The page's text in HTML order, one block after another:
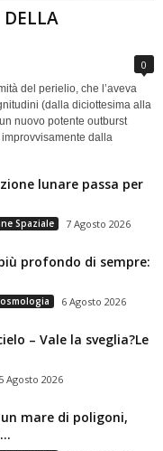
0
del perielio, che l’aveva
(dalla diciottesima alla
nuovo potente outburst
dalla
lunare passa per
Spaziale 7 Agosto 2026
profondo di sempre:
6 Agosto 2026
– Vale la sveglia?Le
5 Agosto 2026
mare di poligoni,